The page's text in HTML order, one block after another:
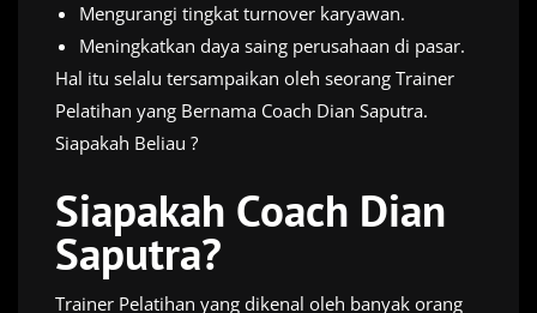
Mengurangi tingkat turnover karyawan.
Meningkatkan daya saing perusahaan di pasar.
Hal itu selalu tersampaikan oleh seorang Trainer
Pelatihan yang Bernama Coach Dian Saputra.
Siapakah Beliau ?
Siapakah Coach Dian
Saputra?
Trainer Pelatihan yang dikenal oleh banyak orang